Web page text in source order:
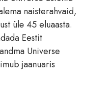
naisterahvaid,
üle 45 eluaasta.
Eestit
Universe
jaanuaris